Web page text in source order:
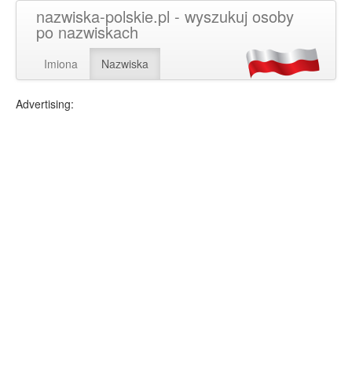
nazwiska-polskie.pl - wyszukuj osoby
po nazwiskach
Imiona Nazwiska
Advertising: